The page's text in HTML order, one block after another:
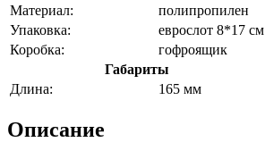
Материал:
полипропилен
Упаковка:
еврослот 8*17 см
Коробка:
гофроящик
Габариты
Длина:
165 мм
Описание